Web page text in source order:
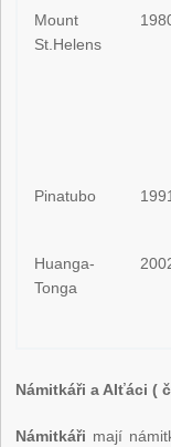
Mount
St.Helens
Pinatubo
Huanga-
Tonga
Námitkáři a AIťáci (
Námitkáři mají